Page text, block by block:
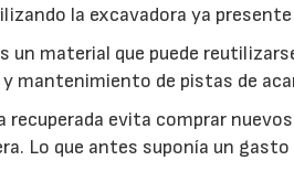
la excavadora ya
un material que puede
mantenimiento de pistas de
recuperada evita comprar
Lo que antes suponía un gasto